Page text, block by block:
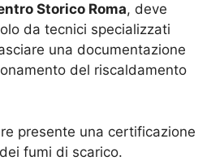
Storico Roma, deve
da tecnici specializzati
una documentazione
del riscaldamento
presente una certificazione
fumi di scarico.